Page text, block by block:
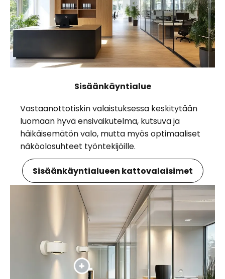
Sisäänkäyntialue
Vastaanottotiskin valaistuksessa keskitytään
luomaan hyvä ensivaikutelma, kutsuva ja
häikäisemätön valo, mutta myös optimaaliset
näköolosuhteet työntekijöille.
Sisäänkäyntialueen kattovalaisimet